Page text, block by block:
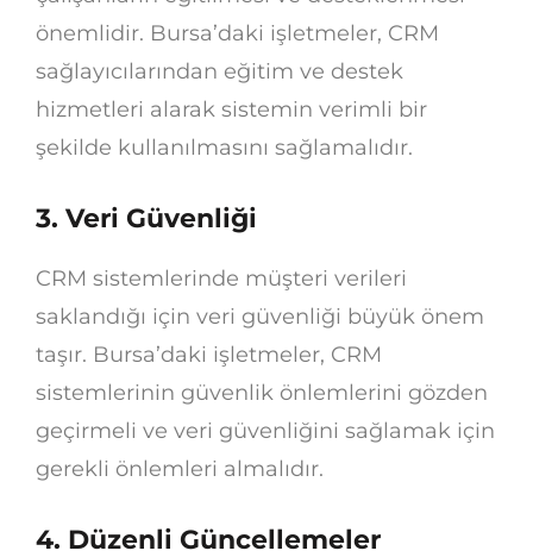
önemlidir. Bursa’daki işletmeler, CRM
sağlayıcılarından eğitim ve destek
hizmetleri alarak sistemin verimli bir
şekilde kullanılmasını sağlamalıdır.
3. Veri Güvenliği
CRM sistemlerinde müşteri verileri
saklandığı için veri güvenliği büyük önem
taşır. Bursa’daki işletmeler, CRM
sistemlerinin güvenlik önlemlerini gözden
geçirmeli ve veri güvenliğini sağlamak için
gerekli önlemleri almalıdır.
4. Düzenli Güncellemeler